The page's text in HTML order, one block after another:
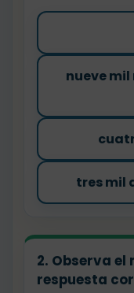
nueve
tres mil
2. Observa el
respuesta